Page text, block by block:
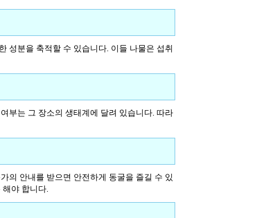
성분을 축적할 수 있습니다. 이들 나물은 섭취
부는 그 장소의 생태계에 달려 있습니다. 따라
의 안내를 받으면 안전하게 동굴을 즐길 수 있
야 합니다.